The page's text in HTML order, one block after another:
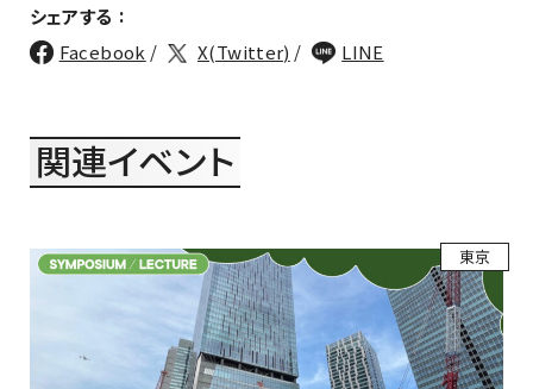
シェアする :
Facebook
X(Twitter) LINE
関連イベント
東京